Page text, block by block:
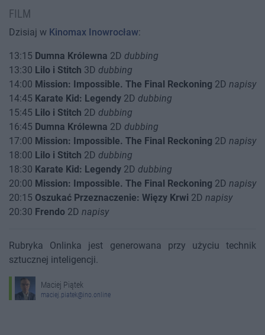
FILM
Dzisiaj w Kinomax Inowrocław:
13:15 Dumna Królewna 2D dubbing
13:30 Lilo i Stitch 3D dubbing
14:00 Mission: Impossible. The Final Reckoning 2D napisy
14:45 Karate Kid: Legendy 2D dubbing
15:45 Lilo i Stitch 2D dubbing
16:45 Dumna Królewna 2D dubbing
17:00 Mission: Impossible. The Final Reckoning 2D napisy
18:00 Lilo i Stitch 2D dubbing
18:30 Karate Kid: Legendy 2D dubbing
20:00 Mission: Impossible. The Final Reckoning 2D napisy
20:15 Oszukać Przeznaczenie: Więzy Krwi 2D napisy
20:30 Frendo 2D napisy
Rubryka Onlinka jest generowana przy użyciu technik
sztucznej inteligencji.
Maciej Piątek
maciej.piatek@ino.online